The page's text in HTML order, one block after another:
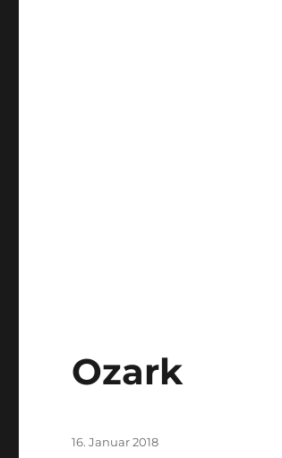
Ozark
Veröffentlicht
16. Januar 2018